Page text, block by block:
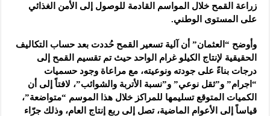
زراعة القمح خلال المواسم القادمة للوصول إلى الأمن الغذائي
على المستوى الوطني.
وأوضح “العثمان” أن آلية تسعير القمح حُددت بعد حساب التكاليف
الحقيقية لإنتاج الكيلو غرام الواحد حيث تم تقسيم القمح إلى
درجات بناءً على جودته ونوعيته، مع مراعاة وجود حسميات
“اجرام” و”ثقل نوعي” و”نسبة الأتربة والشوائب”، لافتاً إلى أن
الكميات المتوقع تسليمها للمراكز خلال هذا الموسم “متواضعة”،
قياساً إلى الأعوام الماضية، تصل إلى ربع إنتاج العام، وذلك جرّاء